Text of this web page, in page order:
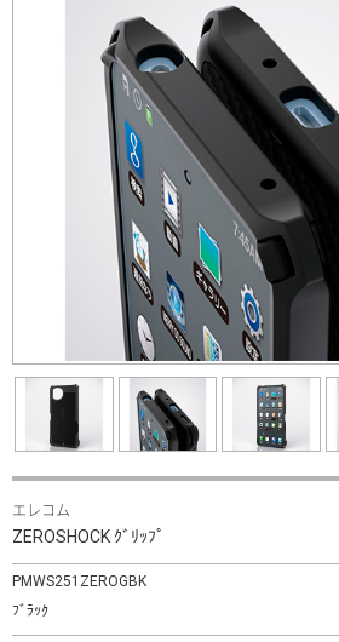
エレコム
ZEROSHOCK ｸﾞﾘｯﾌﾟ
PMWS251ZEROGBK
ﾌﾞﾗｯｸ